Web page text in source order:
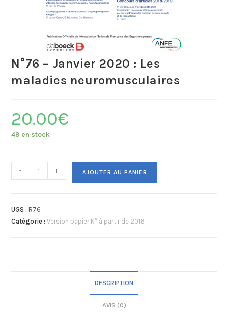
N°76 – Janvier 2020 : Les
maladies neuromusculaires
20.00€
49 en stock
- + AJOUTER AU PANIER
UGS : R76
Catégorie :Version papier N° à partir de 2016
DESCRIPTION
AVIS (0)